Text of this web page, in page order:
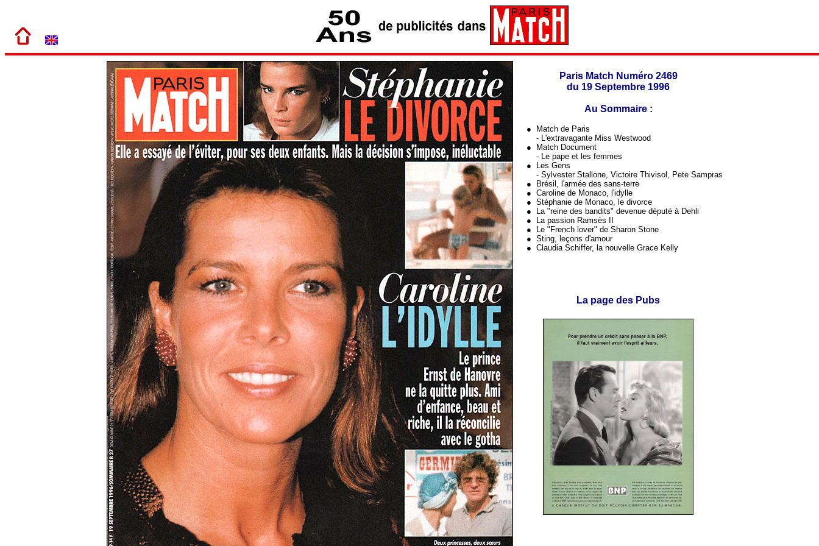
Paris Match Numéro 2469
du 19 Septembre 1996
Au Sommaire :
● Match de Paris
- L'extravagante Miss Westwood
● Match Document
- Le pape et les femmes
● Les Gens
- Sylvester Stallone, Victoire Thivisol, Pete Sampras
● Brésil, l'armée des sans-terre
● Caroline de Monaco, l'idylle
● Stéphanie de Monaco, le divorce
● La "reine des bandits" devenue député à Dehli
● La passion Ramsès II
● Le "French lover" de Sharon Stone
● Sting, leçons d'amour
● Claudia Schiffer, la nouvelle Grace Kelly
La page des Pubs